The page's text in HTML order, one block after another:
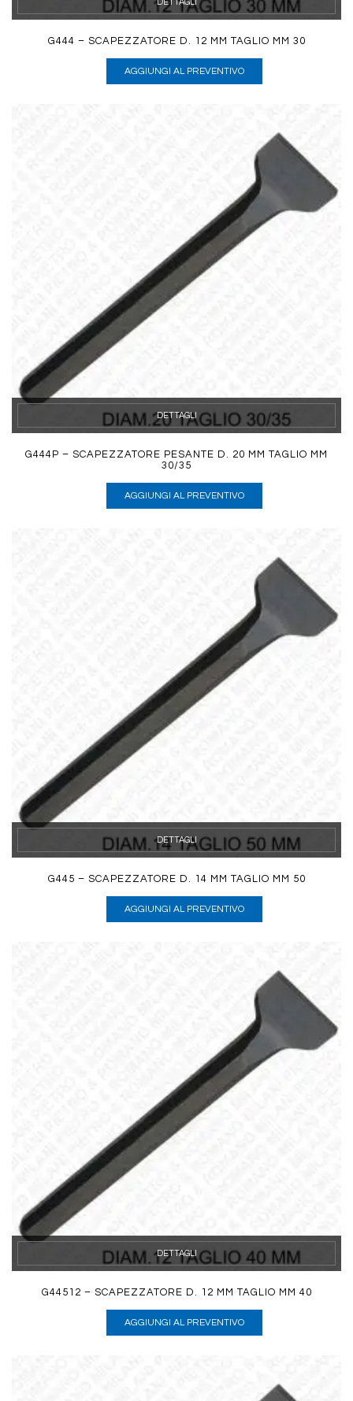
DETTAGLI
G444 – SCAPEZZATORE D. 12 MM TAGLIO MM 30
AGGIUNGI AL PREVENTIVO
DETTAGLI
G444P – SCAPEZZATORE PESANTE D. 20 MM TAGLIO MM
30/35
AGGIUNGI AL PREVENTIVO
DETTAGLI
G445 – SCAPEZZATORE D. 14 MM TAGLIO MM 50
AGGIUNGI AL PREVENTIVO
DETTAGLI
G44512 – SCAPEZZATORE D. 12 MM TAGLIO MM 40
AGGIUNGI AL PREVENTIVO